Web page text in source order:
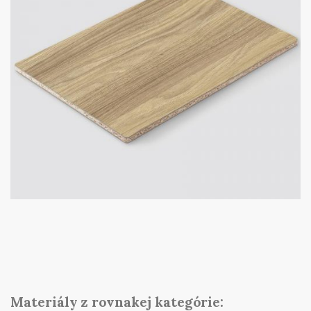
Prebiehajúce akcie
O nás
Kontakt
Kuchynské štúdio Bratislava
Materiály z rovnakej kategórie: